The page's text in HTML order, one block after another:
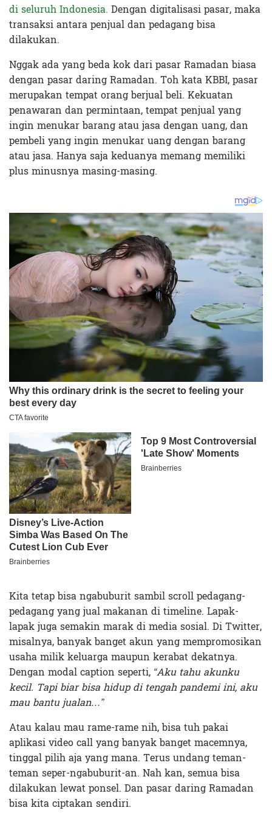
di seluruh Indonesia. Dengan digitalisasi pasar, maka
transaksi antara penjual dan pedagang bisa
dilakukan.
Nggak ada yang beda kok dari pasar Ramadan biasa
dengan pasar daring Ramadan. Toh kata KBBI, pasar
merupakan tempat orang berjual beli. Kekuatan
penawaran dan permintaan, tempat penjual yang
ingin menukar barang atau jasa dengan uang, dan
pembeli yang ingin menukar uang dengan barang
atau jasa. Hanya saja keduanya memang memiliki
plus minusnya masing-masing.
Kita tetap bisa ngabuburit sambil scroll pedagang-
pedagang yang jual makanan di timeline. Lapak-
lapak juga semakin marak di media sosial. Di Twitter,
misalnya, banyak banget akun yang mempromosikan
usaha milik keluarga maupun kerabat dekatnya.
Dengan modal caption seperti, “Aku tahu akunku
kecil. Tapi biar bisa hidup di tengah pandemi ini, aku
mau bantu jualan…”
Atau kalau mau rame-rame nih, bisa tuh pakai
aplikasi video call yang banyak banget macemnya,
tinggal pilih aja yang mana. Terus undang teman-
teman seper-ngabuburit-an. Nah kan, semua bisa
dilakukan lewat ponsel. Dan pasar daring Ramadan
bisa kita ciptakan sendiri.